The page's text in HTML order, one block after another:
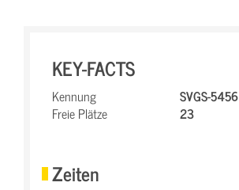
KEY-FACTS
Kennung
SVGS-5456
Freie Plätze
23
Zeiten